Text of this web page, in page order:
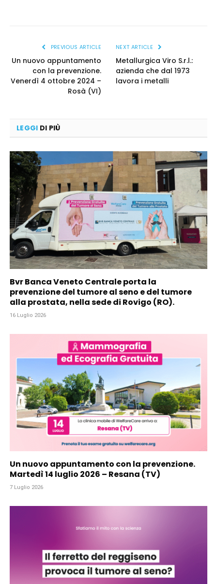
PREVIOUS ARTICLE
Un nuovo appuntamento
con la prevenzione.
Venerdì 4 ottobre 2024 –
Rosà (VI)
NEXT ARTICLE
Metallurgica Viro S.r.l.:
azienda che dal 1973
lavora i metalli
LEGGI DI PIÙ
Bvr Banca Veneto Centrale porta la
prevenzione del tumore al seno e del tumore
alla prostata, nella sede di Rovigo (RO).
16 Luglio 2026
Un nuovo appuntamento con la prevenzione.
Martedì 14 luglio 2026 – Resana (TV)
7 Luglio 2026